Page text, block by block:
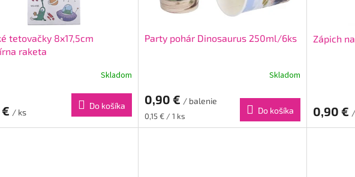
tetovačky 8x17,5cm
raketa
Skladom
€ / ks
Do košíka
Party pohár Dinosaurus 250ml/6ks
Skladom
0,90 € / balenie
Jednotková
cena:
0,15 € / 1 ks
Do košíka
Zápich
0,90 €